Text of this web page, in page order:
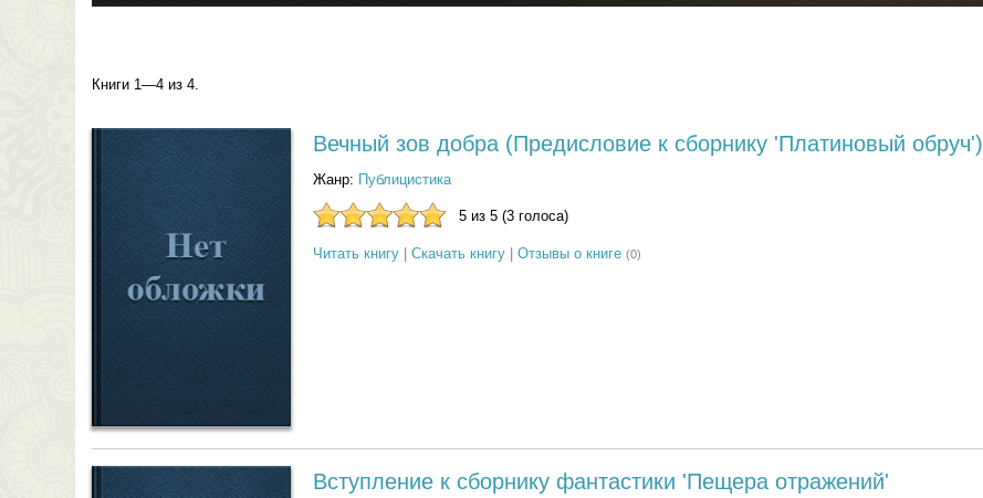
Книги 1—4 из 4.
Вечный зов добра (Предисловие к сборнику 'Платиновый обруч')
Жанр: Публицистика
5 из 5 (3 голоса)
Читать книгу| Скачать книгу| Отзывы о книге (0)
Вступление к сборнику фантастики 'Пещера отражений'